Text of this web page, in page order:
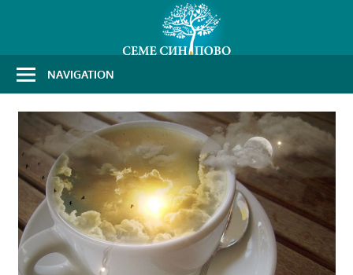
NAVIGATION